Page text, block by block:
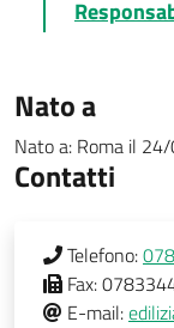
Nato a
Nato a: Roma il
Contatti
Telefono:
Fax:
E-mail: